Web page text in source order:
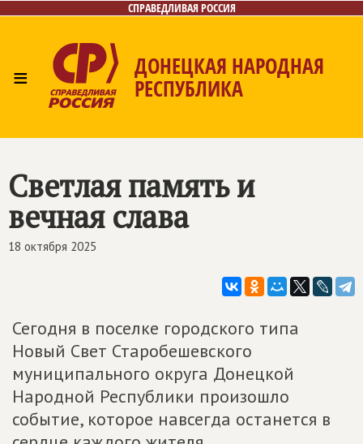
СПРАВЕДЛИВАЯ РОССИЯ
≡ ДОНЕЦКАЯ НАРОДНАЯ
РЕСПУБЛИКА
Светлая память и
вечная слава
18 октября 2025
Сегодня в поселке городского типа
Новый Свет Старобешевского
муниципального округа Донецкой
Народной Республики произошло
событие, которое навсегда останется в